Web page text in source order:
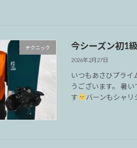
テクニック 今シーズン初1
2026年2月27日
いつもあさひプライ
うございます。 暑い
す
バーンもシャ